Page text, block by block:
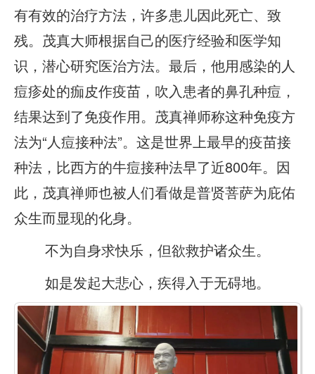
有有效的治疗方法，许多患儿因此死亡、致
残。茂真大师根据自己的医疗经验和医学知
识，潜心研究医治方法。最后，他用感染的人
痘疹处的痂皮作疫苗，吹入患者的鼻孔种痘，
结果达到了免疫作用。茂真禅师称这种免疫方
法为“人痘接种法”。这是世界上最早的疫苗接
种法，比西方的牛痘接种法早了近800年。因
此，茂真禅师也被人们看做是普贤菩萨为庇佑
众生而显现的化身。
不为自身求快乐，但欲救护诸众生。
如是发起大悲心，疾得入于无碍地。